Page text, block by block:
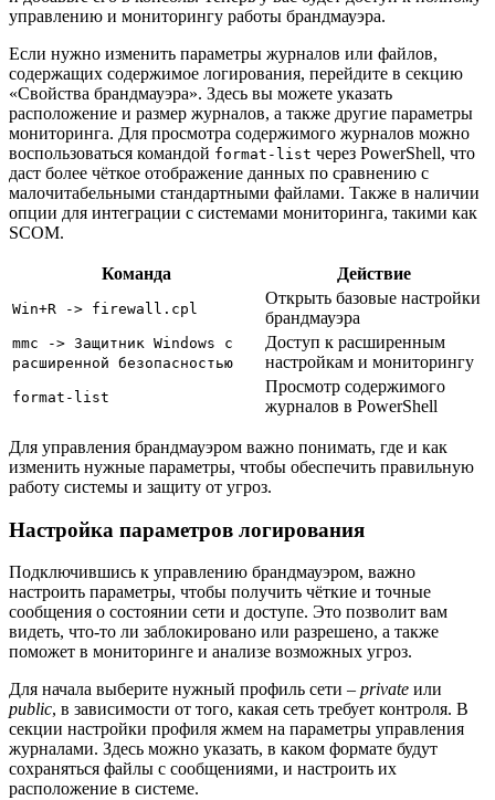
управлению и мониторингу работы брандмауэра.
Если нужно изменить параметры журналов или файлов,
содержащих содержимое логирования, перейдите в секцию
«Свойства брандмауэра». Здесь вы можете указать
расположение и размер журналов, а также другие параметры
мониторинга. Для просмотра содержимого журналов можно
воспользоваться командой format-list через PowerShell, что
даст более чёткое отображение данных по сравнению с
малочитабельными стандартными файлами. Также в наличии
опции для интеграции с системами мониторинга, такими как
SCOM.
Команда Действие
Win+R -> firewall.cpl
Открыть базовые настройки
брандмауэра
mmc -> Защитник Windows с
расширенной безопасностью
Доступ к расширенным
настройкам и мониторингу
format-list
Просмотр содержимого
журналов в PowerShell
Для управления брандмауэром важно понимать, где и как
изменить нужные параметры, чтобы обеспечить правильную
работу системы и защиту от угроз.
Настройка параметров логирования
Подключившись к управлению брандмауэром, важно
настроить параметры, чтобы получить чёткие и точные
сообщения о состоянии сети и доступе. Это позволит вам
видеть, что-то ли заблокировано или разрешено, а также
поможет в мониторинге и анализе возможных угроз.
Для начала выберите нужный профиль сети – private или
public, в зависимости от того, какая сеть требует контроля. В
секции настройки профиля жмем на параметры управления
журналами. Здесь можно указать, в каком формате будут
сохраняться файлы с сообщениями, и настроить их
расположение в системе.